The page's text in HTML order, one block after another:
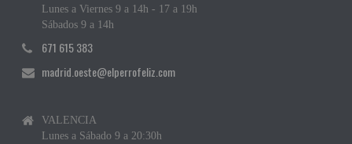
Lunes a Viernes 9 a 14h - 17 a 19h
Sábados 9 a 14h
671 615 383
madrid.oeste@elperrofeliz.com
VALENCIA
Lunes a Sábado 9 a 20:30h